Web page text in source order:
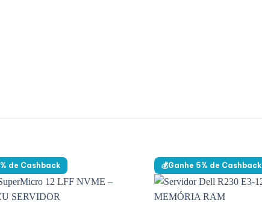
de Cashback 💰Ganhe 5% de Cashback